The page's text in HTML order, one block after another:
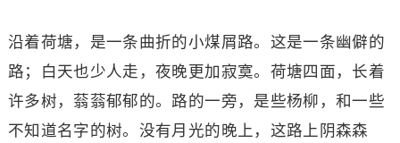
沿着荷塘，是一条曲折的小煤屑路。这是一条幽僻的
路；白天也少人走，夜晚更加寂寞。荷塘四面，长着
许多树，蓊蓊郁郁的。路的一旁，是些杨柳，和一些
不知道名字的树。没有月光的晚上，这路上阴森森